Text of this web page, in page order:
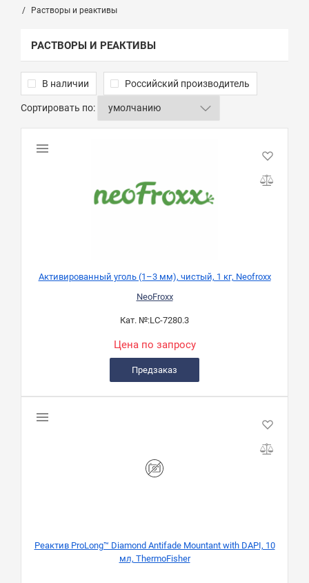
Растворы и реактивы
РАСТВОРЫ И РЕАКТИВЫ
В наличии Российский производитель
Сортировать по:
Активированный уголь (1–3 мм), чистый, 1 кг, Neofroxx
NeoFroxx
Кат. №:LC-7280.3
Цена по запросу
Предзаказ
Реактив ProLong™ Diamond Antifade Mountant with DAPI, 10
мл, ThermoFisher